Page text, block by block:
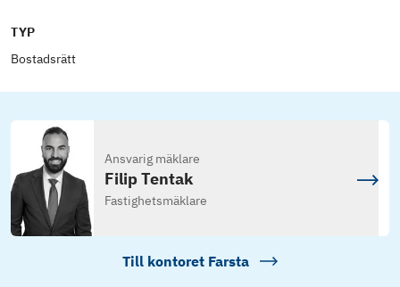
TYP
Bostadsrätt
Ansvarig mäklare
Filip Tentak
Fastighetsmäklare
Till kontoret Farsta